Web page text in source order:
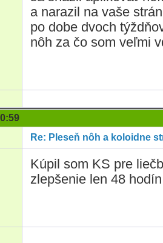
a narazil na vaše
po dobe dvoch
nôh za čo som veľmi
Re: Pleseň nôh a koloidne
Kúpil som KS pre
zlepšenie len 48